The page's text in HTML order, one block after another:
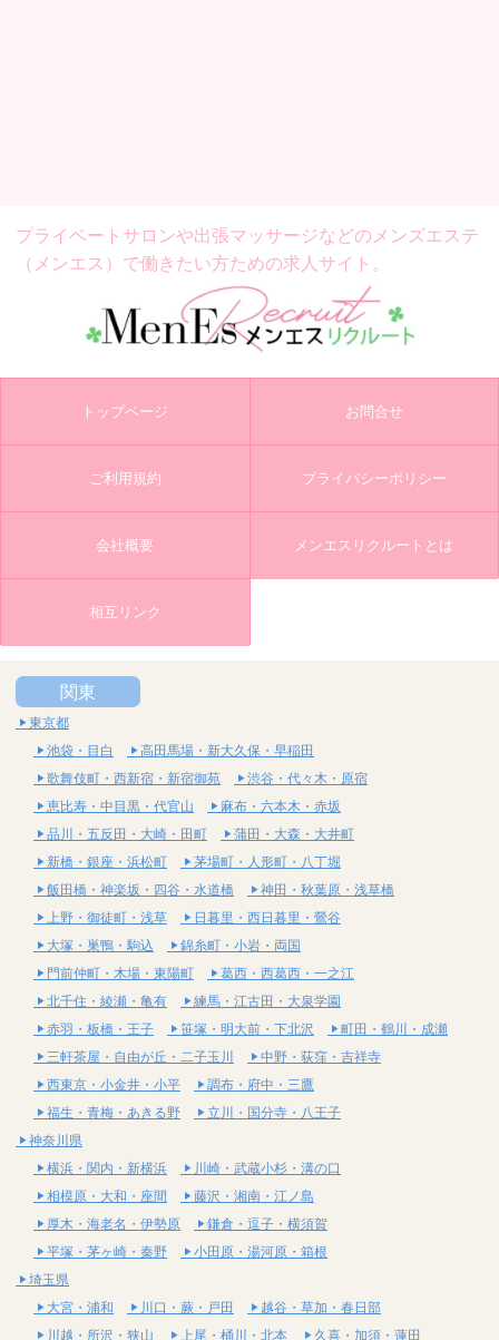
プライベートサロンや出張マッサージなどの メンズエステ
（メンエス）で働きたい方ための求人サイト。
トップページ お問合せ
ご利用規約 プライバシーポリシー
会社概要 メンエスリクルートとは
相互リンク
関東
東京都
池袋・目白
高田馬場・新大久保・早稲田
歌舞伎町・西新宿・新宿御苑
渋谷・代々木・原宿
恵比寿・中目黒・代官山
麻布・六本木・赤坂
品川・五反田・大崎・田町
蒲田・大森・大井町
新橋・銀座・浜松町
茅場町・人形町・八丁堀
飯田橋・神楽坂・四谷・水道橋
神田・秋葉原・浅草橋
上野・御徒町・浅草
日暮里・西日暮里・鶯谷
大塚・巣鴨・駒込
錦糸町・小岩・両国
門前仲町・木場・東陽町
葛西・西葛西・一之江
北千住・綾瀬・亀有
練馬・江古田・大泉学園
赤羽・板橋・王子
笹塚・明大前・下北沢
町田・鶴川・成瀬
三軒茶屋・自由が丘・二子玉川
中野・荻窪・吉祥寺
西東京・小金井・小平
調布・府中・三鷹
福生・青梅・あきる野
立川・国分寺・八王子
神奈川県
横浜・関内・新横浜
川崎・武蔵小杉・溝の口
相模原・大和・座間
藤沢・湘南・江ノ島
厚木・海老名・伊勢原
鎌倉・逗子・横須賀
平塚・茅ヶ崎・秦野
小田原・湯河原・箱根
埼玉県
大宮・浦和
川口・蕨・戸田
越谷・草加・春日部
川越・所沢・狭山
上尾・桶川・北本 久喜・加須・蓮田